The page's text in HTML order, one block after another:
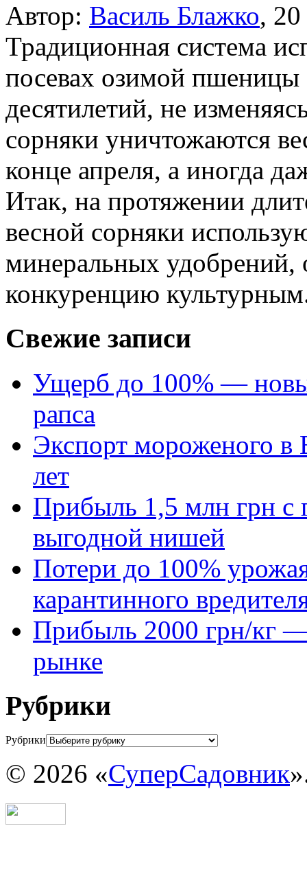
Автор: Василь Блажко,
Традиционная система
посевах озимой пшеницы
десятилетий, не
сорняки уничтожаются
конце апреля, а иногда
Итак, на протяжении
весной сорняки
минеральных удобрений,
конкуренцию
Свежие записи
Ущерб до 100% —
рапса
Экспорт мороженого в
лет
Прибыль 1,5 млн грн с
выгодной нишей
Потери до 100%
карантинного
Прибыль 2000 грн/кг —
рынке
Рубрики
Рубрики
© 2026 «СуперСадовник